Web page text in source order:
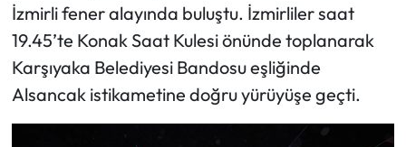
İzmirli fener alayında buluştu. İzmirliler saat
19.45’te Konak Saat Kulesi önünde toplanarak
Karşıyaka Belediyesi Bandosu eşliğinde
Alsancak istikametine doğru yürüyüşe geçti.